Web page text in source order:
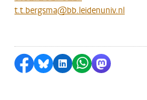
t.t.bergsma@bb.leidenuniv.nl
Delen op Facebook
Delen via Bluesky
Delen op LinkedIn
Delen via
Delen via